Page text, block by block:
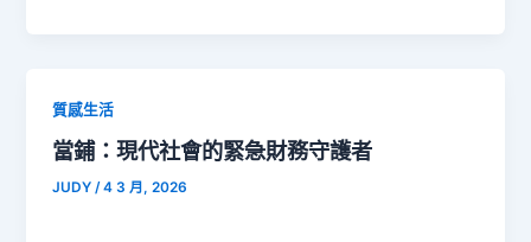
質感生活
當鋪：現代社會的緊急財務守護者
JUDY /4 3 月, 2026